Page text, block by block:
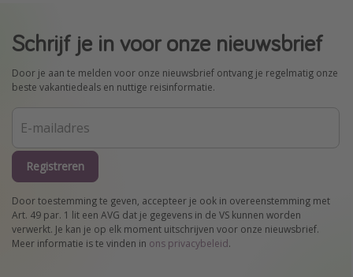
Schrijf je in voor onze nieuwsbrief
Door je aan te melden voor onze nieuwsbrief ontvang je regelmatig onze
beste vakantiedeals en nuttige reisinformatie.
Registreren
Door toestemming te geven, accepteer je ook in overeenstemming met
Art. 49 par. 1 lit een AVG dat je gegevens in de VS kunnen worden
verwerkt. Je kan je op elk moment uitschrijven voor onze nieuwsbrief.
Meer informatie is te vinden in ons privacybeleid.